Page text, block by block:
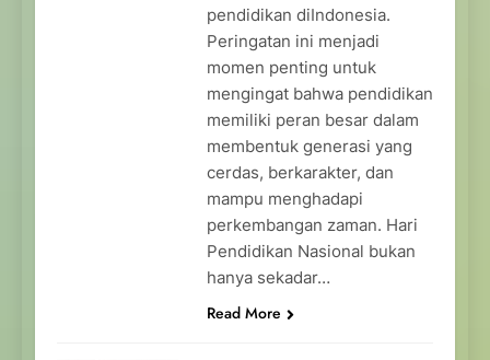
pendidikan diIndonesia.
Peringatan ini menjadi
momen penting untuk
mengingat bahwa pendidikan
memiliki peran besar dalam
membentuk generasi yang
cerdas, berkarakter, dan
mampu menghadapi
perkembangan zaman. Hari
Pendidikan Nasional bukan
hanya sekadar…
Read More